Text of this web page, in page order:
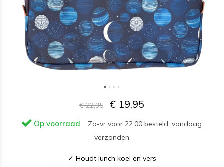
€ 22,95 € 19,95
Op voorraad
Zo-vr voor 22:00 besteld, vandaag
verzonden
✓ Houdt lunch koel en vers